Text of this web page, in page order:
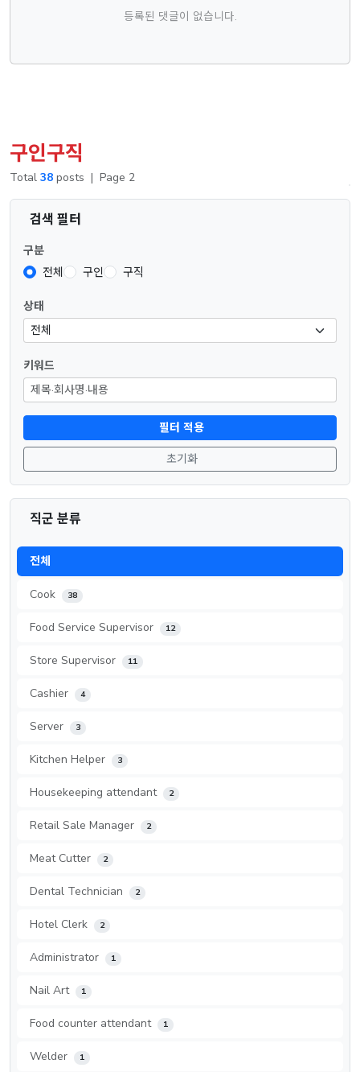
등록된 댓글이 없습니다.
구인구직
Total 38 posts | Page 2
검색 필터
구분
전체
구인 구직
상태
키워드
필터 적용
초기화
직군 분류
전체
Cook 38
Food Service Supervisor 12
Store Supervisor 11
Cashier 4
Server 3
Kitchen Helper 3
Housekeeping attendant 2
Retail Sale Manager 2
Meat Cutter 2
Dental Technician 2
Hotel Clerk 2
Administrator 1
Nail Art 1
Food counter attendant 1
Welder 1